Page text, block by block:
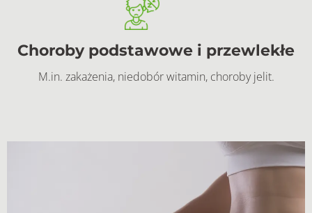
Choroby podstawowe i przewlekłe
M.in. zakażenia, niedobór witamin, choroby jelit.